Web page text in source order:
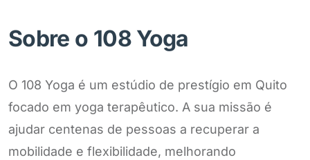
Sobre o 108 Yoga
O 108 Yoga é um estúdio de prestígio em Quito
focado em yoga terapêutico. A sua missão é
ajudar centenas de pessoas a recuperar a
mobilidade e flexibilidade, melhorando